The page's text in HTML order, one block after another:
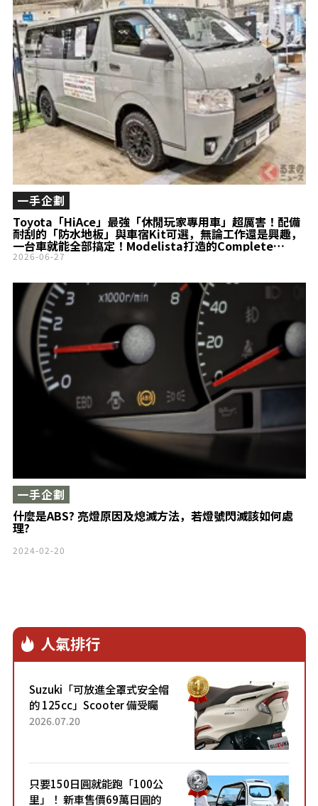
Toyota「HiAce」最強「休閒玩家專用車」超厲害！配備
耐刮的「防水地板」與車宿Kit可選，無論工作還是興趣，
一台車就能全部搞定！Modelista打造的Complete
Car「MRT」備受矚目
一手企劃
2026-06-27
什麼是ABS? 亮燈原因及熄滅方法，若燈號閃滅該如何處
理?
一手企劃
2024-02-20
人氣排行
Suzuki「可放進全罩式安全帽
的 125cc」Scooter 備受矚
目！採用全新流線設計與各項
2026.07.20
只要150日圓就能跑「100公
里」！ 新車售價69萬日圓的